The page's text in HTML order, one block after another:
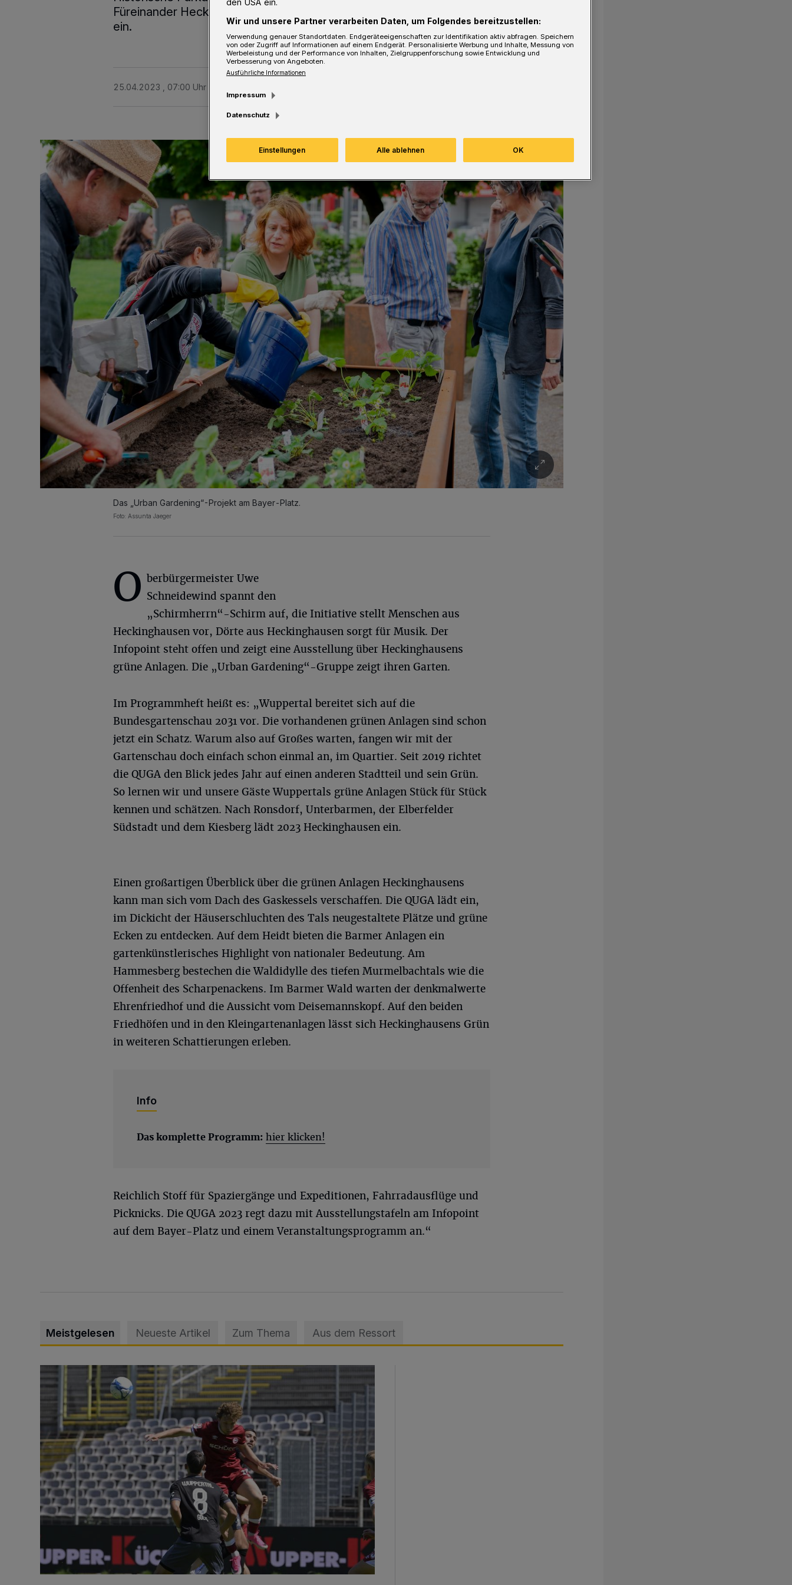
Füreinander Heckinghausen“ laden für 15 Uhr auf den Bayer-Platz
ein.
25.04.2023 , 07:00 Uhr
Das „Urban Gardening“-Projekt am Bayer-Platz.
Foto: Assunta Jaeger
O berbürgermeister Uwe
Schneidewind spannt den
„Schirmherrn“-Schirm auf, die Initiative stellt Menschen aus
Heckinghausen vor, Dörte aus Heckinghausen sorgt für Musik. Der
Infopoint steht offen und zeigt eine Ausstellung über Heckinghausens
grüne Anlagen. Die „Urban Gardening“-Gruppe zeigt ihren Garten.
Im Programmheft heißt es: „Wuppertal bereitet sich auf die
Bundesgartenschau 2031 vor. Die vorhandenen grünen Anlagen sind schon
jetzt ein Schatz. Warum also auf Großes warten, fangen wir mit der
Gartenschau doch einfach schon einmal an, im Quartier. Seit 2019 richtet
die QUGA den Blick jedes Jahr auf einen anderen Stadtteil und sein Grün.
So lernen wir und unsere Gäste Wuppertals grüne Anlagen Stück für Stück
kennen und schätzen. Nach Ronsdorf, Unterbarmen, der Elberfelder
Südstadt und dem Kiesberg lädt 2023 Heckinghausen ein.
Einen großartigen Überblick über die grünen Anlagen Heckinghausens
kann man sich vom Dach des Gaskessels verschaffen. Die QUGA lädt ein,
im Dickicht der Häuserschluchten des Tals neugestaltete Plätze und grüne
Ecken zu entdecken. Auf dem Heidt bieten die Barmer Anlagen ein
gartenkünstlerisches Highlight von nationaler Bedeutung. Am
Hammesberg bestechen die Waldidylle des tiefen Murmelbachtals wie die
Offenheit des Scharpenackens. Im Barmer Wald warten der denkmalwerte
Ehrenfriedhof und die Aussicht vom Deisemannskopf. Auf den beiden
Friedhöfen und in den Kleingartenanlagen lässt sich Heckinghausens Grün
in weiteren Schattierungen erleben.
Info
Das komplette Programm: hier klicken!
Reichlich Stoff für Spaziergänge und Expeditionen, Fahrradausflüge und
Picknicks. Die QUGA 2023 regt dazu mit Ausstellungstafeln am Infopoint
auf dem Bayer-Platz und einem Veranstaltungsprogramm an.“
Meistgelesen Neueste Artikel Zum Thema Aus dem Ressort
WSV: Übertragung im Barmer Bahnhof und klare Ansage
den USA ein.
Wir und unsere Partner verarbeiten Daten, um Folgendes bereitzustellen:
Verwendung genauer Standortdaten. Endgeräteeigenschaften zur Identifikation aktiv abfragen. Speichern
von oder Zugriff auf Informationen auf einem Endgerät. Personalisierte Werbung und Inhalte, Messung von
Werbeleistung und der Performance von Inhalten, Zielgruppenforschung sowie Entwicklung und
Verbesserung von Angeboten.
Ausführliche Informationen
Impressum
Datenschutz
Einstellungen Alle ablehnen OK